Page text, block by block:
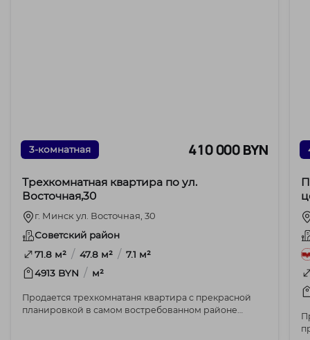
3-комнатная 410 000 BYN
Трехкомнатная квартира по ул.
Восточная,30
г. Минск ул. Восточная, 30
Советский район
71.8 м² / 47.8 м² / 7.1 м²
4913 BYN / м²
Продается трехкомнатаня квартира с прекрасной
планировкой в самом востребованном районе